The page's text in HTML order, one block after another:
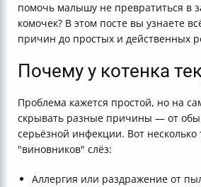
помочь малышу не превратиться в
комочек? В этом посте вы узнаете
причин до простых и действенных
Почему у котенка
Проблема кажется простой, но на
скрывать разные причины — от
серьёзной инфекции. Вот
"виновников" слёз:
Аллергия или раздражение от